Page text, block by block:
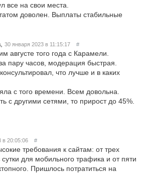
все на свои места.
доволен. Выплаты стабильные
30 января 2023 в 11:15:17 #
августе того года с Карамели.
пару часов, модерация быстрая.
что лучше и в каких
с того времени. Всем довольна.
с другими сетями, то прирост до 45%.
в 20:05:06 #
требования к сайтам: от трех
сутки для мобильного трафика и от пяти
Пришлось потратиться на